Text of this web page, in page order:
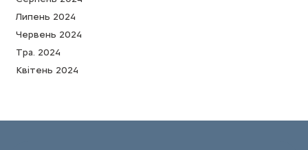
Липень 2024
Червень 2024
Тра. 2024
Квітень 2024